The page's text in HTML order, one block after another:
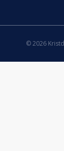
© 2026